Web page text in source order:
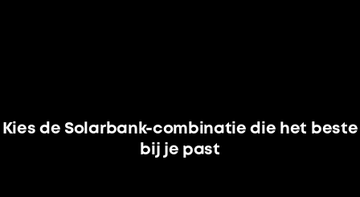
Kies de Solarbank-combinatie die het beste
bij je past